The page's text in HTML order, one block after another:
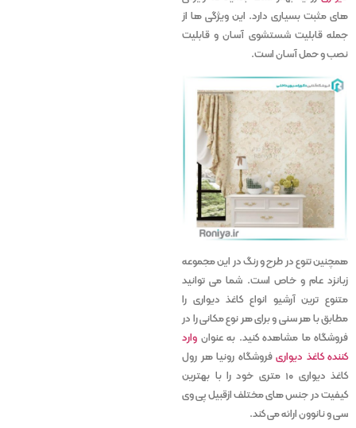
های مثبت بسیاری دارد. این ویژگی ها از
جمله قابلیت شستشوی آسان و قابلیت
نصب و حمل آسان است.
همچنین تنوع در طرح و رنگ در این مجموعه
زبانزد عام و خاص است. شما می توانید
متنوع ترین آرشیو انواع کاغذ دیواری را
مطابق با هر سنی و برای هر نوع مکانی را در
فروشگاه ما مشاهده کنید. به عنوان وارد
کننده کاغذ دیواریفروشگاه رونیا هر رول
کاغذ دیواری ۱۰ متری خود را با بهترین
کیفیت در جنس های مختلف ازقبیل پی وی
سی و نانوون ارائه می کند.